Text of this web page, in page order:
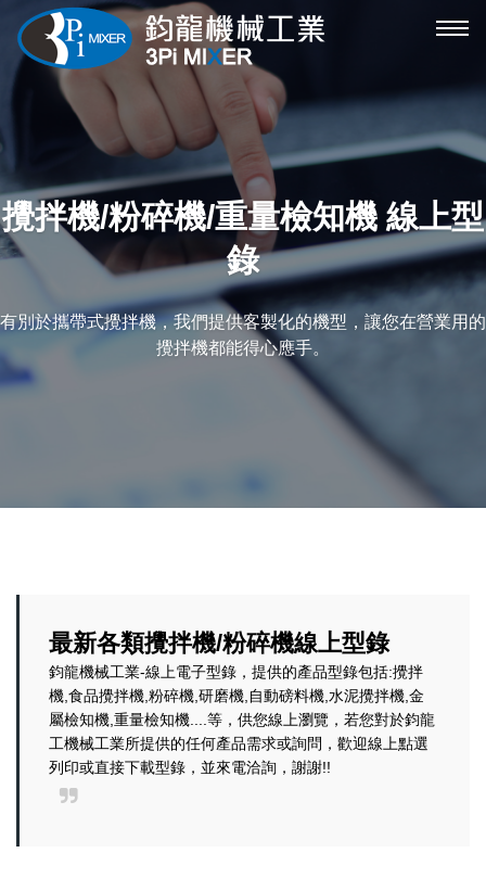
攪
機
械
單
攪拌機/粉碎機/重量檢知機 線上型
錄
有別於攜帶式攪拌機，我們提供客製化的機型，讓您在營業用的
攪拌機都能得心應手。
最新各類攪拌機/粉碎機線上型錄
鈞龍機械工業-線上電子型錄，提供的產品型錄包括:攪拌
機,食品攪拌機,粉碎機,研磨機,自動磅料機,水泥攪拌機,金
屬檢知機,重量檢知機....等，供您線上瀏覽，若您對於鈞龍
工機械工業所提供的任何產品需求或詢問，歡迎線上點選
列印或直接下載型錄，並來電洽詢，謝謝!!